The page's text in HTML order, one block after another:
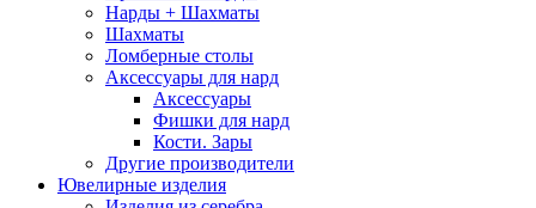
Нарды + Шахматы
Шахматы
Ломберные столы
Аксессуары для нард
Аксессуары
Фишки для нард
Кости. Зары
Другие производители
Ювелирные изделия